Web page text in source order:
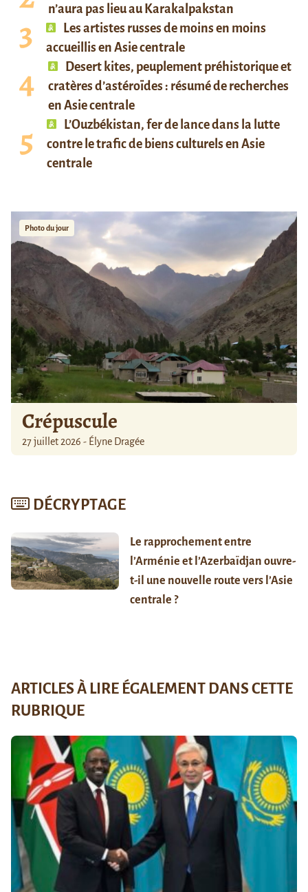
n’aura pas lieu au Karakalpakstan
Les artistes russes de moins en moins
accueillis en Asie centrale
Desert kites, peuplement préhistorique et
cratères d’astéroïdes : résumé de recherches
en Asie centrale
L’Ouzbékistan, fer de lance dans la lutte
contre le trafic de biens culturels en Asie
centrale
Photo du jour
Crépuscule
27 juillet 2026 - Élyne Dragée
DÉCRYPTAGE
Le rapprochement entre
l’Arménie et l’Azerbaïdjan ouvre-
t-il une nouvelle route vers l’Asie
centrale ?
ARTICLES À LIRE ÉGALEMENT DANS CETTE
RUBRIQUE